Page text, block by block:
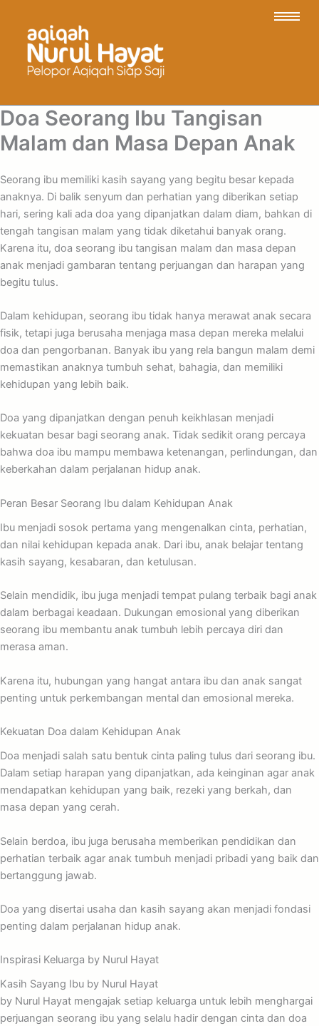
Doa Seorang Ibu Tangisan
Malam dan Masa Depan Anak
Seorang ibu memiliki kasih sayang yang begitu besar kepada
anaknya. Di balik senyum dan perhatian yang diberikan setiap
hari, sering kali ada doa yang dipanjatkan dalam diam, bahkan di
tengah tangisan malam yang tidak diketahui banyak orang.
Karena itu, doa seorang ibu tangisan malam dan masa depan
anak menjadi gambaran tentang perjuangan dan harapan yang
begitu tulus.
Dalam kehidupan, seorang ibu tidak hanya merawat anak secara
fisik, tetapi juga berusaha menjaga masa depan mereka melalui
doa dan pengorbanan. Banyak ibu yang rela bangun malam demi
memastikan anaknya tumbuh sehat, bahagia, dan memiliki
kehidupan yang lebih baik.
Doa yang dipanjatkan dengan penuh keikhlasan menjadi
kekuatan besar bagi seorang anak. Tidak sedikit orang percaya
bahwa doa ibu mampu membawa ketenangan, perlindungan, dan
keberkahan dalam perjalanan hidup anak.
Peran Besar Seorang Ibu dalam Kehidupan Anak
Ibu menjadi sosok pertama yang mengenalkan cinta, perhatian,
dan nilai kehidupan kepada anak. Dari ibu, anak belajar tentang
kasih sayang, kesabaran, dan ketulusan.
Selain mendidik, ibu juga menjadi tempat pulang terbaik bagi anak
dalam berbagai keadaan. Dukungan emosional yang diberikan
seorang ibu membantu anak tumbuh lebih percaya diri dan
merasa aman.
Karena itu, hubungan yang hangat antara ibu dan anak sangat
penting untuk perkembangan mental dan emosional mereka.
Kekuatan Doa dalam Kehidupan Anak
Doa menjadi salah satu bentuk cinta paling tulus dari seorang ibu.
Dalam setiap harapan yang dipanjatkan, ada keinginan agar anak
mendapatkan kehidupan yang baik, rezeki yang berkah, dan
masa depan yang cerah.
Selain berdoa, ibu juga berusaha memberikan pendidikan dan
perhatian terbaik agar anak tumbuh menjadi pribadi yang baik dan
bertanggung jawab.
Doa yang disertai usaha dan kasih sayang akan menjadi fondasi
penting dalam perjalanan hidup anak.
Inspirasi Keluarga by Nurul Hayat
Kasih Sayang Ibu by Nurul Hayat
by Nurul Hayat mengajak setiap keluarga untuk lebih menghargai
perjuangan seorang ibu yang selalu hadir dengan cinta dan doa